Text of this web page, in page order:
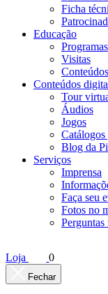
Ficha
Educação
Programas
Visitas
Conteúdos
Tour
Áudios
Jogos
Blog da
Serviços
Imprensa
Faça seu
Fotos no
Perguntas
Loja 0
Fechar